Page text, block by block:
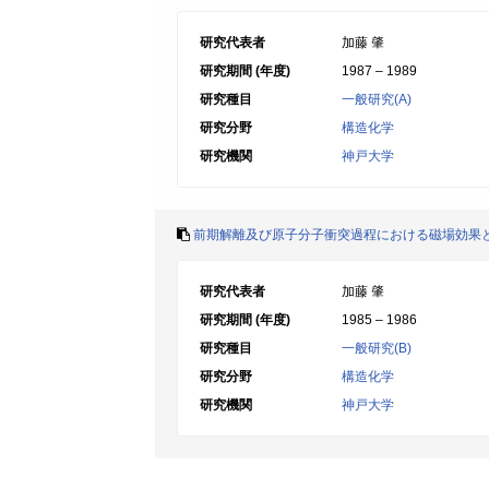
研究代表者
加藤 肇
研究期間 (年度)
1987 – 1989
研究種目
一般研究(A)
研究分野
構造化学
研究機関
神戸大学
前期解離及び原子分子衝突過程における磁場効果
研究代表者
加藤 肇
研究期間 (年度)
1985 – 1986
研究種目
一般研究(B)
研究分野
構造化学
研究機関
神戸大学